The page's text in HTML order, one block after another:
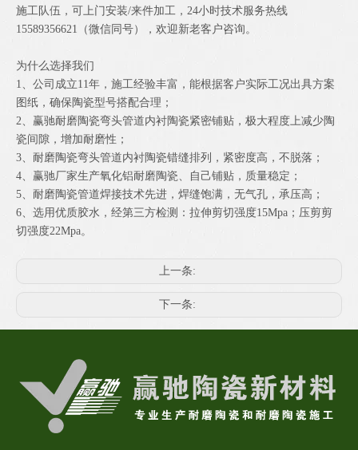
施工队伍，可上门安装/来件加工，24小时技术服务热线
15589356621（微信同号），欢迎新老客户咨询。
为什么选择我们
1、公司成立11年，施工经验丰富，能根据客户实际工况出具方案
图纸，确保陶瓷型号搭配合理；
2、赢驰耐磨陶瓷弯头管道内衬陶瓷紧密铺贴，极大程度上减少陶
瓷间隙，增加耐磨性；
3、耐磨陶瓷弯头管道内衬陶瓷错缝排列，紧密度高，不脱落；
4、赢驰厂家生产氧化铝耐磨陶瓷、自己铺贴，质量稳定；
5、耐磨陶瓷管道焊接技术先进，焊缝饱满，无气孔，承压高；
6、选用优质胶水，经第三方检测：拉伸剪切强度15Mpa；压剪剪
切强度22Mpa。
上一条:
下一条: